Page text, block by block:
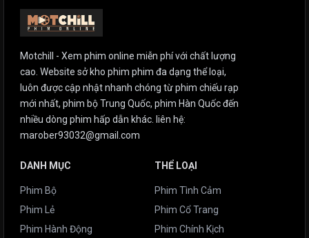
Motchill - Xem phim online miễn phí với chất lượng
cao. Website sở kho phim phim đa dạng thể loại,
luôn được cập nhật nhanh chóng từ phim chiếu rạp
mới nhất, phim bộ Trung Quốc, phim Hàn Quốc đến
nhiều dòng phim hấp dẫn khác. liên hệ:
marober93032@gmail.com
DANH MỤC
Phim Bộ
Phim Lẻ
Phim Hành Động
THỂ LOẠI
Phim Tình Cảm
Phim Cổ Trang
Phim Chính Kịch